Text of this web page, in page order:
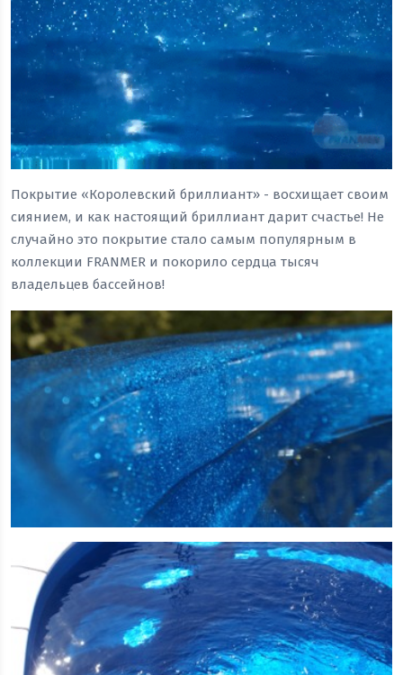
Покрытие «Королевский бриллиант» - восхищает своим
сиянием, и как настоящий бриллиант дарит счастье! Не
случайно это покрытие стало самым популярным в
коллекции FRANMER и покорило сердца тысяч
владельцев бассейнов!